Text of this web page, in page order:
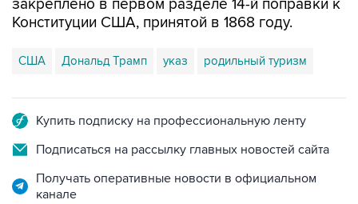
закреплено в первом разделе 14-й поправки к
Конституции США, принятой в 1868 году.
США Дональд Трамп указ родильный туризм
Купить подписку на профессиональную ленту
Подписаться на рассылку главных новостей сайта
Получать оперативные новости в официальном
канале